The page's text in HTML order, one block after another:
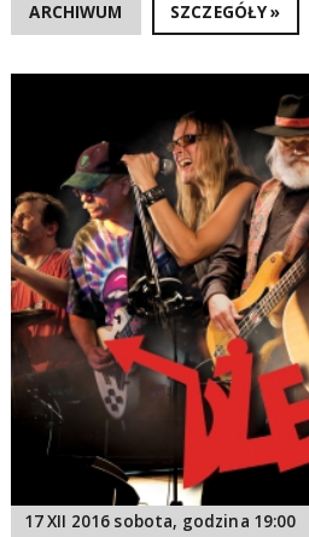
ARCHIWUM SZCZEGÓŁY »
17 XII 2016 sobota, godzina 19:00